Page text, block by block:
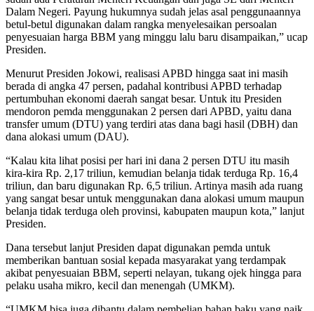
Dalam Negeri. Payung hukumnya sudah jelas asal penggunaannya
betul-betul digunakan dalam rangka menyelesaikan persoalan
penyesuaian harga BBM yang minggu lalu baru disampaikan,” ucap
Presiden.
Menurut Presiden Jokowi, realisasi APBD hingga saat ini masih
berada di angka 47 persen, padahal kontribusi APBD terhadap
pertumbuhan ekonomi daerah sangat besar. Untuk itu Presiden
mendoron pemda menggunakan 2 persen dari APBD, yaitu dana
transfer umum (DTU) yang terdiri atas dana bagi hasil (DBH) dan
dana alokasi umum (DAU).
“Kalau kita lihat posisi per hari ini dana 2 persen DTU itu masih
kira-kira Rp. 2,17 triliun, kemudian belanja tidak terduga Rp. 16,4
triliun, dan baru digunakan Rp. 6,5 triliun. Artinya masih ada ruang
yang sangat besar untuk menggunakan dana alokasi umum maupun
belanja tidak terduga oleh provinsi, kabupaten maupun kota,” lanjut
Presiden.
Dana tersebut lanjut Presiden dapat digunakan pemda untuk
memberikan bantuan sosial kepada masyarakat yang terdampak
akibat penyesuaian BBM, seperti nelayan, tukang ojek hingga para
pelaku usaha mikro, kecil dan menengah (UMKM).